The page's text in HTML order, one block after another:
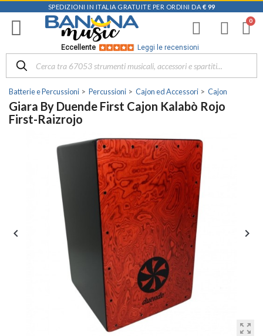
SPEDIZIONI IN ITALIA GRATUITE PER ORDINI DA € 99
Eccellente Leggi le recensioni
Batterie e Percussioni Percussioni Cajon ed Accessori Cajon
Giara By Duende First Cajon Kalabò Rojo
First-Raizrojo
zoom_out_map
 